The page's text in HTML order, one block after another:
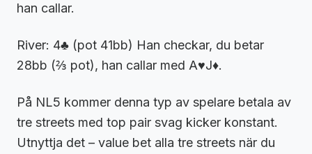
han callar.
River: 4♣ (pot 41bb) Han checkar, du betar
28bb (⅔ pot), han callar med A♥J♦.
På NL5 kommer denna typ av spelare betala av
tre streets med top pair svag kicker konstant.
Utnyttja det – value bet alla tre streets när du